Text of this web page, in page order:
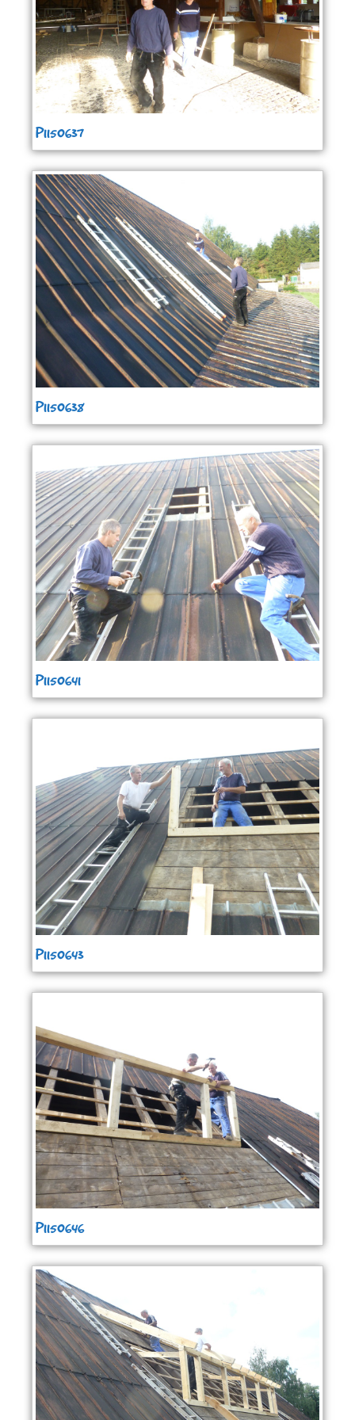
P1150637
P1150638
P1150641
P1150643
P1150646